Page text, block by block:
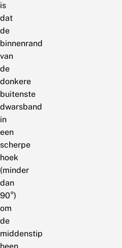
is
dat
de
binnenrand
van
de
donkere
buitenste
dwarsband
in
een
scherpe
hoek
(minder
dan
90°)
om
de
middenstip